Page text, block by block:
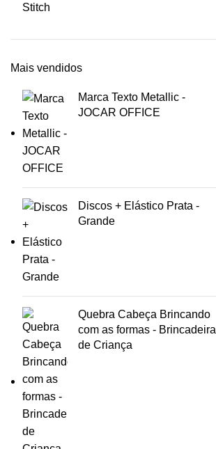
Stitch
Mais vendidos
Marca Texto Metallic -
JOCAR OFFICE
Discos + Elástico Prata -
Grande
Quebra Cabeça Brincando
com as formas - Brincadeira
de Criança